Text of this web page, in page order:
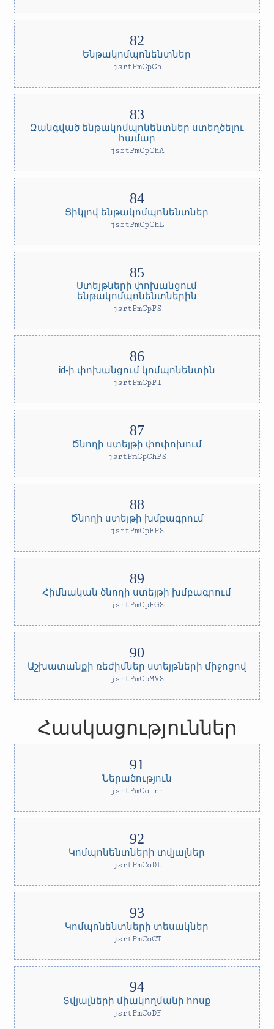
Ենթակոմպոնենտներ
jsrtPmCpCh
Զանգված ենթակոմպոնենտներ ստեղծելու
համար
jsrtPmCpChA
Ցիկլով ենթակոմպոնենտներ
jsrtPmCpChL
Ստեյթների փոխանցում
ենթակոմպոնենտներին
jsrtPmCpPS
id-ի փոխանցում կոմպոնենտին
jsrtPmCpPI
Ծնողի ստեյթի փոփոխում
jsrtPmCpChPS
Ծնողի ստեյթի խմբագրում
jsrtPmCpEPS
Հիմնական ծնողի ստեյթի խմբագրում
jsrtPmCpEGS
Աշխատանքի ռեժիմներ ստեյթների միջոցով
jsrtPmCpMVS
Հասկացություններ
Ներածություն
jsrtPmCoInr
Կոմպոնենտների տվյալներ
jsrtPmCoDt
Կոմպոնենտների տեսակներ
jsrtPmCoCT
Տվյալների միակողմանի հոսք
jsrtPmCoDF